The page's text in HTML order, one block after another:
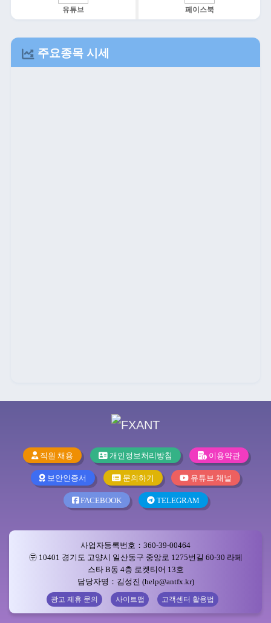
유튜브 페이스북
주요종목 시세
직원 채용 개인정보처리방침 이용약관
보안인증서 문의하기 유튜브 채널
FACEBOOK TELEGRAM
사업자등록번호：360-39-00464
〶 10401 경기도 고양시 일산동구 중앙로 1275번길 60-30 라페
스타 B동 4층 로켓티어 13호
담당자명：김성진 (help@antfx.kr)
광고 제휴 문의 사이트맵 고객센터 활용법